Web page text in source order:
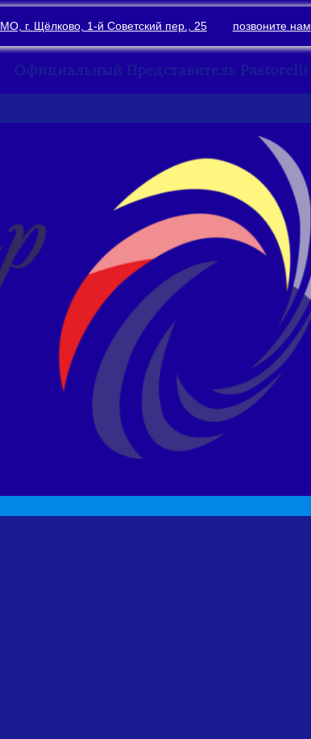
МО, г. Щёлково, 1-й Советский пер., 25 позвоните нам
Официальный Представитель Pastorelli